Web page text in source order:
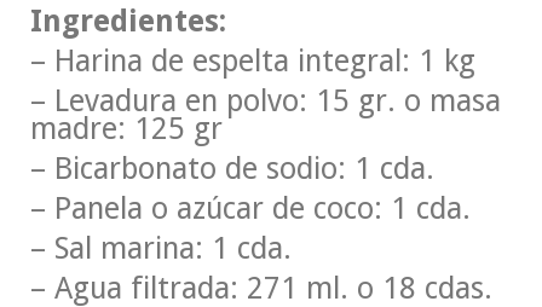
Ingredientes:
– Harina de espelta integral: 1 kg
– Levadura en polvo: 15 gr. o masa
madre: 125 gr
– Bicarbonato de sodio: 1 cda.
– Panela o azúcar de coco: 1 cda.
– Sal marina: 1 cda.
– Agua filtrada: 271 ml. o 18 cdas.